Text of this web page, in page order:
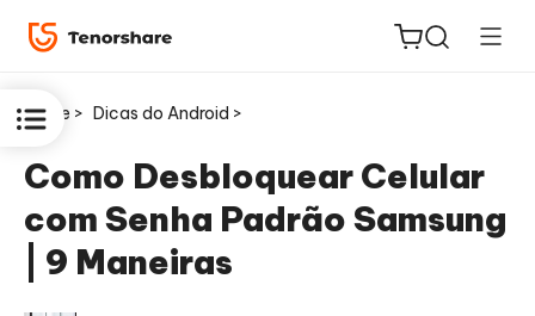
ReiBoot
for iOS
Home > Dicas do Android >
Como Desbloquear Celular
com Senha Padrão Samsung
| 9 Maneiras